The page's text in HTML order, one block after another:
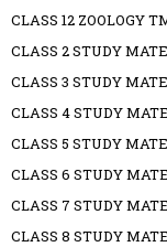
CLASS 12 ZOOLOGY
CLASS 2 STUDY
CLASS 3 STUDY
CLASS 4 STUDY
CLASS 5 STUDY
CLASS 6 STUDY
CLASS 7 STUDY
CLASS 8 STUDY